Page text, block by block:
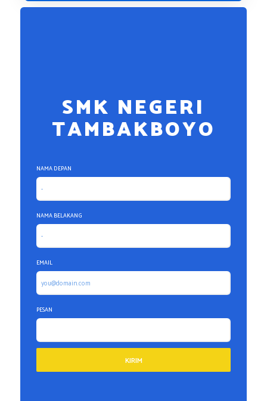
SMK NEGERI
TAMBAKBOYO
NAMA DEPAN
NAMA BELAKANG
EMAIL
PESAN
KIRIM